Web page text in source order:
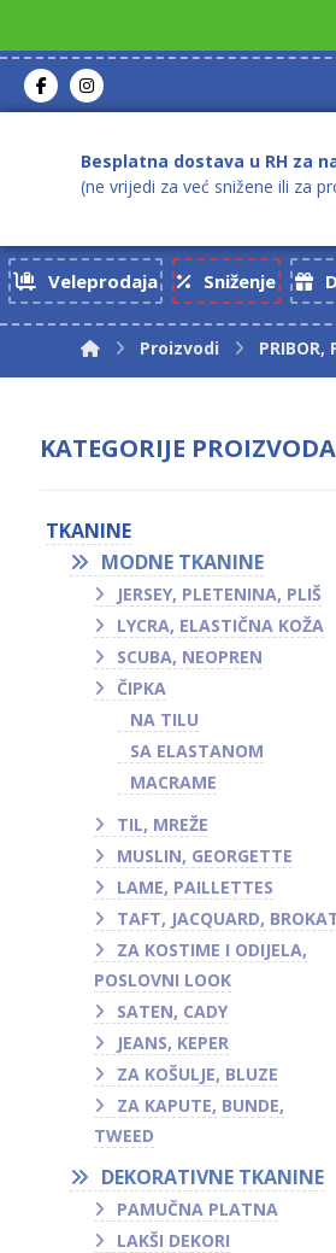
Besplatna dostava u RH za
(ne vrijedi za već snižene ili za
Veleprodaja Sniženje
Proizvodi PRIBOR,
KATEGORIJE PROIZVODA
TKANINE
MODNE TKANINE
JERSEY, PLETENINA, PLIŠ
LYCRA, ELASTIČNA KOŽA
SCUBA, NEOPREN
ČIPKA
NA TILU
SA ELASTANOM
MACRAME
TIL, MREŽE
MUSLIN, GEORGETTE
LAME, PAILLETTES
TAFT, JACQUARD,
ZA KOSTIME I ODIJELA,
POSLOVNI LOOK
SATEN, CADY
JEANS, KEPER
ZA KOŠULJE, BLUZE
ZA KAPUTE, BUNDE,
TWEED
DEKORATIVNE TKANINE
PAMUČNA PLATNA
LAKŠI DEKORI